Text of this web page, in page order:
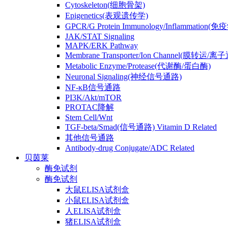
Cytoskeleton(细胞骨架)
Epigenetics(表观遗传学)
GPCR/G Protein Immunology/Inflammation(免
JAK/STAT Signaling
MAPK/ERK Pathway
Membrane Transporter/Ion Channel(膜转运/离
Metabolic Enzyme/Protease(代谢酶/蛋白酶)
Neuronal Signaling(神经信号通路)
NF-κB信号通路
PI3K/Akt/mTOR
PROTAC降解
Stem Cell/Wnt
TGF-beta/Smad(信号通路) Vitamin D Related
其他信号通路
Antibody-drug Conjugate/ADC Related
贝茵莱
酶免试剂
酶免试剂
大鼠ELISA试剂盒
小鼠ELISA试剂盒
人ELISA试剂盒
猪ELISA试剂盒